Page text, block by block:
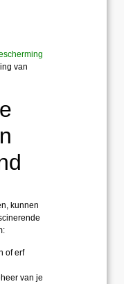
van
kunnen
of erf
van je